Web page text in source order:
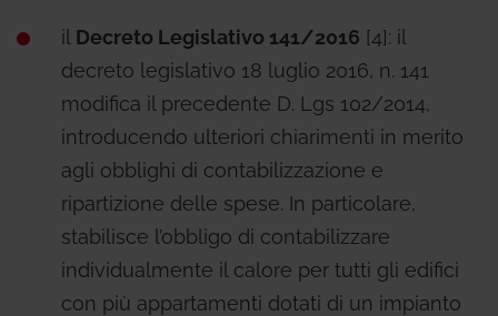
il Decreto Legislativo 141/2016 [4]: il
decreto legislativo 18 luglio 2016, n. 141
modifica il precedente D. Lgs 102/2014,
introducendo ulteriori chiarimenti in merito
agli obblighi di contabilizzazione e
ripartizione delle spese. In particolare,
stabilisce l’obbligo di contabilizzare
individualmente il calore per tutti gli edifici
con più appartamenti dotati di un impianto